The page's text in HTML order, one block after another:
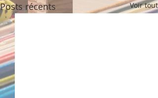
Posts récents Voir tout